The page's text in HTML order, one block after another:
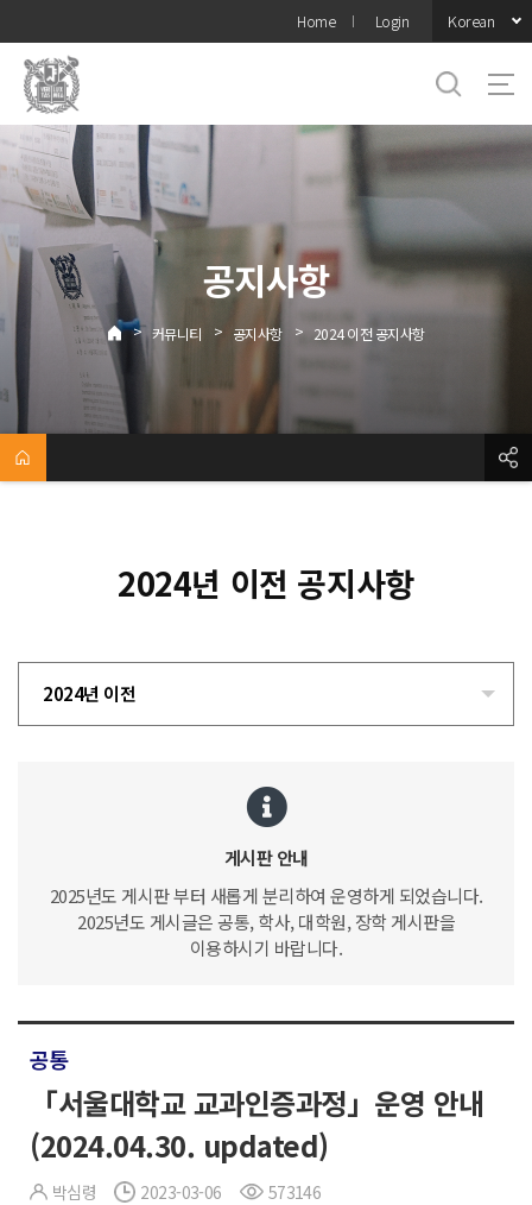
메뉴
Home Login Korean
공지사항
> 커뮤니티 > 공지사항 > 2024 이전 공지사항
2024년 이전 공지사항
2024년 이전
게시판 안내
2025년도 게시판 부터 새롭게 분리하여 운영하게 되었습니다.
2025년도 게시글은 공통, 학사, 대학원, 장학 게시판을
이용하시기 바랍니다.
공통
「서울대학교 교과인증과정」운영 안내
(2024.04.30. updated)
박심령 2023-03-06 573146